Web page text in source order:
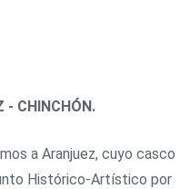
- CHINCHÓN.
a Aranjuez, cuyo casco
Histórico-Artístico por